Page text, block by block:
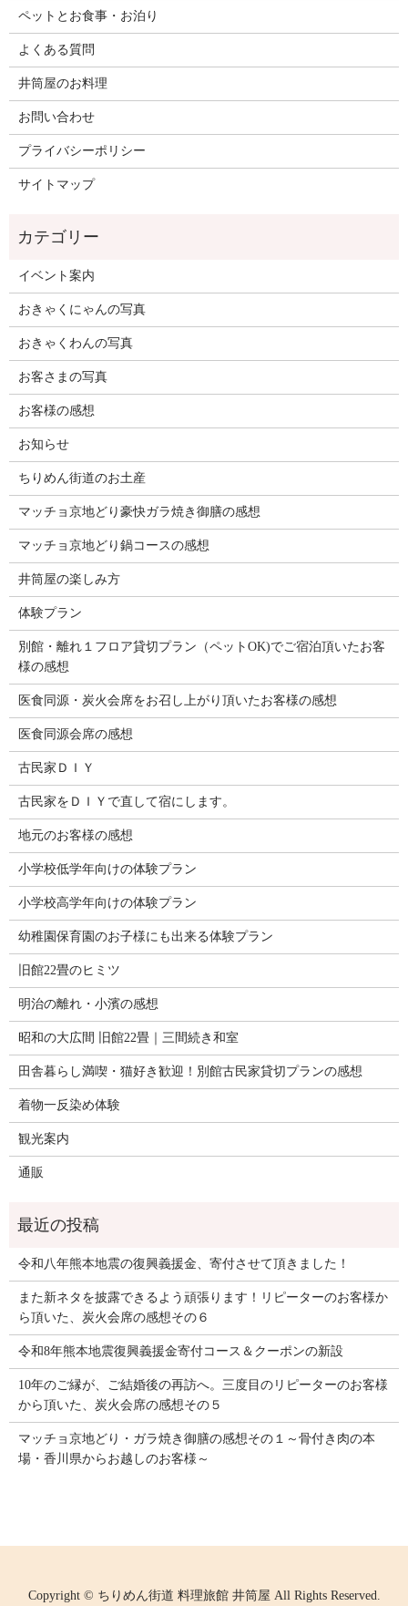
ペットとお食事・お泊り
よくある質問
井筒屋のお料理
お問い合わせ
プライバシーポリシー
サイトマップ
イベント案内
おきゃくにゃんの写真
おきゃくわんの写真
お客さまの写真
お客様の感想
お知らせ
ちりめん街道のお土産
マッチョ京地どり豪快ガラ焼き御膳の感想
マッチョ京地どり鍋コースの感想
井筒屋の楽しみ方
体験プラン
別館・離れ１フロア貸切プラン（ペットOK)でご宿泊頂いたお客
様の感想
医食同源・炭火会席をお召し上がり頂いたお客様の感想
医食同源会席の感想
古民家ＤＩＹ
古民家をＤＩＹで直して宿にします。
地元のお客様の感想
小学校低学年向けの体験プラン
小学校高学年向けの体験プラン
幼稚園保育園のお子様にも出来る体験プラン
旧館22畳のヒミツ
明治の離れ・小濱の感想
昭和の大広間 旧館22畳｜三間続き和室
田舎暮らし満喫・猫好き歓迎！別館古民家貸切プランの感想
着物一反染め体験
観光案内
通販
令和八年熊本地震の復興義援金、寄付させて頂きました！
また新ネタを披露できるよう頑張ります！リピーターのお客様か
ら頂いた、炭火会席の感想その６
令和8年熊本地震復興義援金寄付コース＆クーポンの新設
10年のご縁が、ご結婚後の再訪へ。三度目のリピーターのお客様
から頂いた、炭火会席の感想その５
マッチョ京地どり・ガラ焼き御膳の感想その１～骨付き肉の本
場・香川県からお越しのお客様～
Copyright © ちりめん街道 料理旅館 井筒屋 All Rights Reserved.